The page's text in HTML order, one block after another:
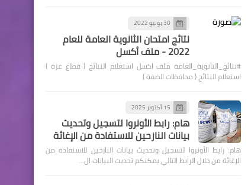
30 يوليو 2022
نتائج امتحان الثانوية العامة للعام
2022 - ملف أكسل
#نتائج_الثانوية_العامة ملف اكسل استعلام النتائج ( قطاع غزة )
استعلام النتائج ( محافظات الضفة )
15 أكتوبر 2025
هام: رابط الأونروا لتسجيل وتحديث
بيانات النازحين للاستفادة من الإغاثة
هام: رابط الأونروا لتسجيل وتحديث بيانات النازحين للاستفادة من
الإغاثة من خلال الرابط التالي يمكنكم تحديث البيانات ال…